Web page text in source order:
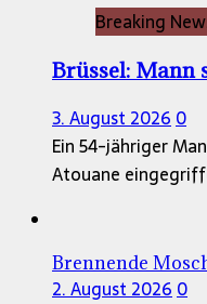
Breaking
Brüssel: Mann
3. August 2026 0
Ein 54-jähriger
Atouane
Brennende
2. August 2026 0